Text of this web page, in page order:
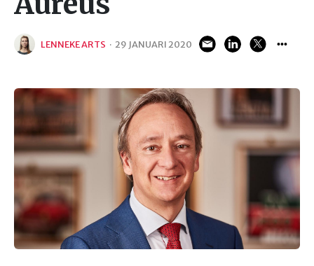
LENNEKE ARTS · 29 JANUARI 2020